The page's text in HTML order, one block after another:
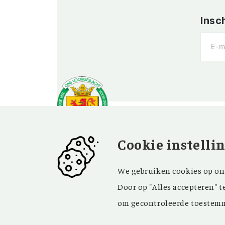
OVER OV
CONTACT
Contact
Bezoekadres
Cookie
We gebruiken cookies op
Door op "Alles accepteren"
om gecontroleerde